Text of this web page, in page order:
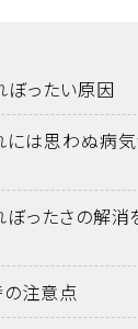
ぼったい原因
には思わぬ病
ぼったさの解消
の注意点